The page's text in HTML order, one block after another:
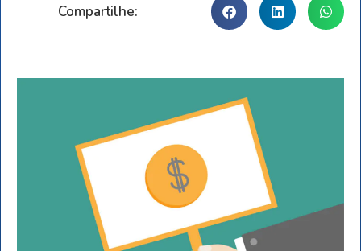
Compartilhe: